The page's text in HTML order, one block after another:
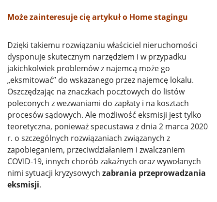
Może zainteresuje cię artykuł o Home stagingu
Dzięki takiemu rozwiązaniu właściciel nieruchomości
dysponuje skutecznym narzędziem i w przypadku
jakichkolwiek problemów z najemcą może go
„eksmitować” do wskazanego przez najemcę lokalu.
Oszczędzając na znaczkach pocztowych do listów
poleconych z wezwaniami do zapłaty i na kosztach
procesów sądowych. Ale możliwość eksmisji jest tylko
teoretyczna, ponieważ specustawa z dnia 2 marca 2020
r. o szczególnych rozwiązaniach związanych z
zapobieganiem, przeciwdziałaniem i zwalczaniem
COVID-19, innych chorób zakaźnych oraz wywołanych
nimi sytuacji kryzysowych zabrania przeprowadzania
eksmisji.